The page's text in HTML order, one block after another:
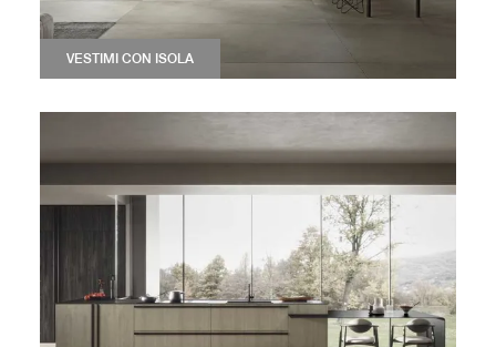
VESTIMI CON ISOLA